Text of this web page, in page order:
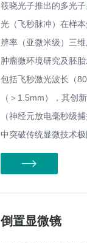
筱晓光子推出的多光
光（飞秒脉冲）在样
辨率（亚微米级）三
肿瘤微环境研究及胚
包括飞秒激光波长（
（＞1.5mm），其创
（神经元放电毫秒级
中突破传统显微技术极
倒置显微镜